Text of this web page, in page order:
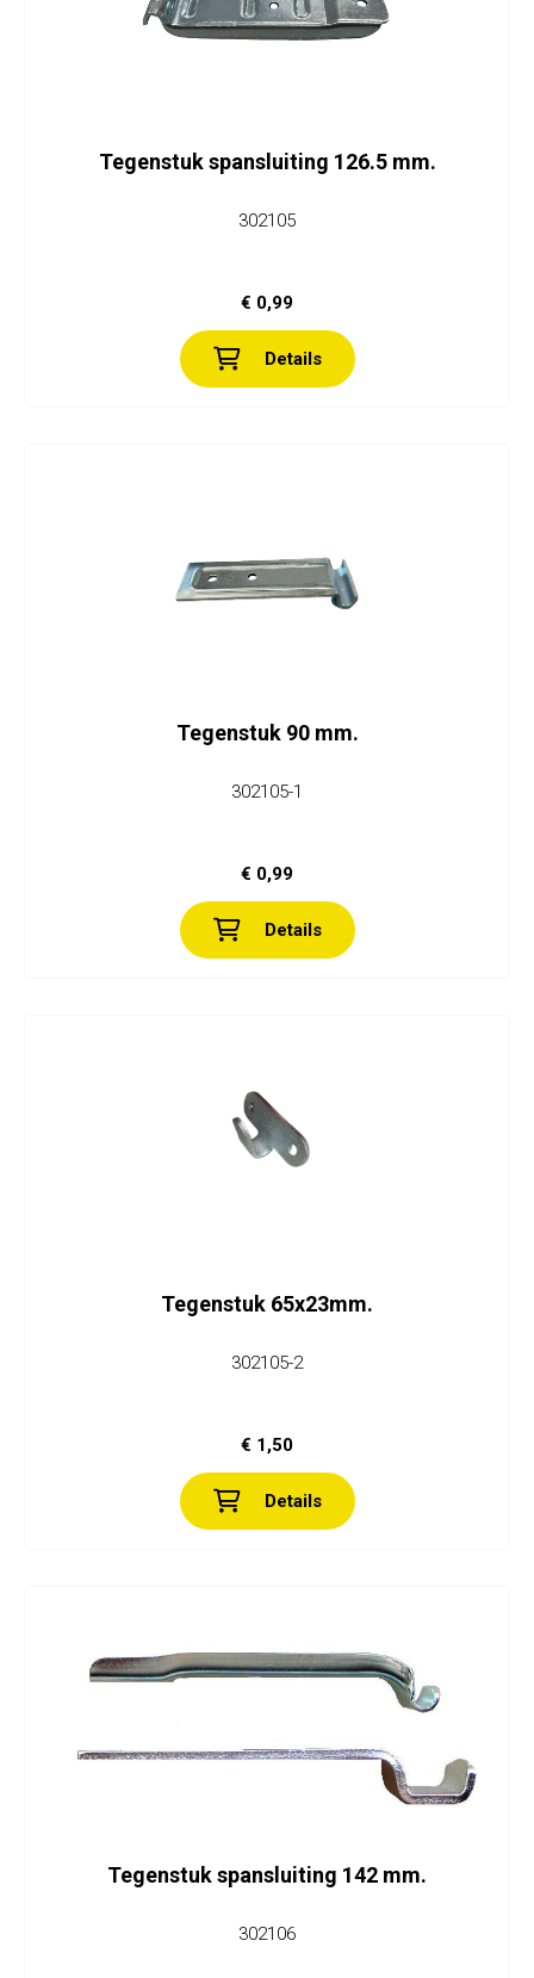
Tegenstuk spansluiting 126.5 mm.
302105
€ 0,99
Details
Tegenstuk 90 mm.
302105-1
€ 0,99
Details
Tegenstuk 65x23mm.
302105-2
€ 1,50
Details
Tegenstuk spansluiting 142 mm.
302106